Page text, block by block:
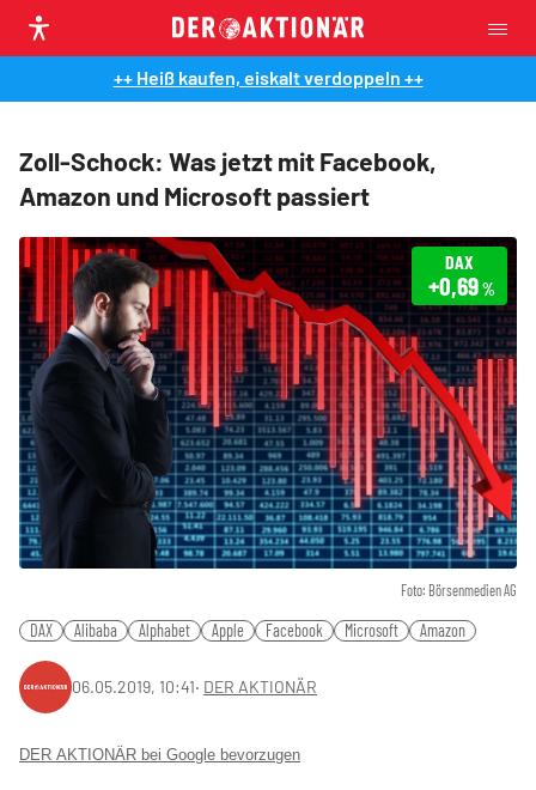
++ Heiß kaufen, eiskalt verdoppeln ++
Zoll-Schock: Was jetzt mit Facebook,
Amazon und Microsoft passiert
Foto: Börsenmedien AG
DAX
+0,69%
DAX Alibaba Alphabet Apple Facebook Microsoft Amazon
06.05.2019, 10:41‧ DER AKTIONÄR
DER AKTIONÄR bei Google bevorzugen